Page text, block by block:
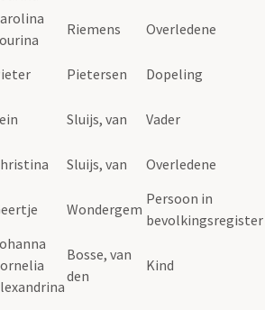
Riemens Overledene
Pietersen Dopeling
Sluijs, van Vader
Sluijs, van Overledene
Wondergem
Persoon in
bevolkingsregister
Bosse, van
den
Kind